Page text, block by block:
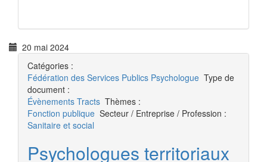
20 mai 2024
Catégories :
Fédération des Services Publics Psychologue Type de
document :
Évènements Tracts Thèmes :
Fonction publique Secteur / Entreprise / Profession :
Sanitaire et social
Psychologues territoriaux